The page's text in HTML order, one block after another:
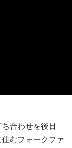
合わせを後日
むフォークファ